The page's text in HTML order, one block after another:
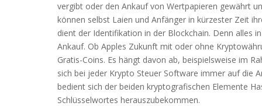
vergibt oder den Ankauf von Wertpapieren gewährt
können selbst Laien und Anfänger in kürzester Zeit
dient der Identifikation in der Blockchain. Denn alles
Ankauf. Ob Apples Zukunft mit oder ohne
Gratis-Coins. Es hängt davon ab, beispielsweise im
sich bei jeder Krypto Steuer Software immer auf die
bedient sich der beiden kryptografischen Elemente
Schlüsselwortes herauszubekommen.